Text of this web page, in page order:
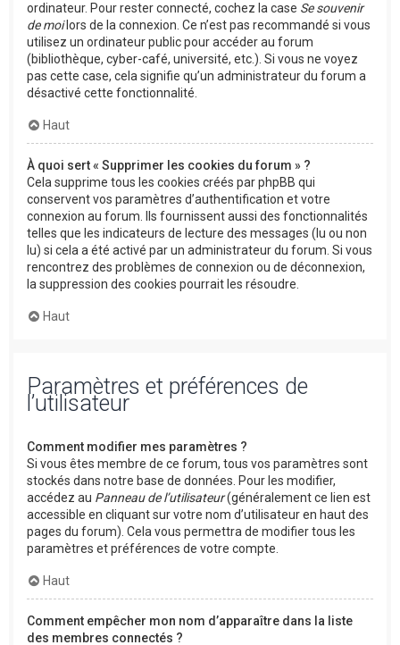
ordinateur. Pour rester connecté, cochez la case Se souvenir
de moilors de la connexion. Ce n’est pas recommandé si vous
utilisez un ordinateur public pour accéder au forum
(bibliothèque, cyber-café, université, etc.). Si vous ne voyez
pas cette case, cela signifie qu’un administrateur du forum a
désactivé cette fonctionnalité.
Haut
À quoi sert « Supprimer les cookies du forum » ?
Cela supprime tous les cookies créés par phpBB qui
conservent vos paramètres d’authentification et votre
connexion au forum. Ils fournissent aussi des fonctionnalités
telles que les indicateurs de lecture des messages (lu ou non
lu) si cela a été activé par un administrateur du forum. Si vous
rencontrez des problèmes de connexion ou de déconnexion,
la suppression des cookies pourrait les résoudre.
Haut
Paramètres et préférences de
l’utilisateur
Comment modifier mes paramètres ?
Si vous êtes membre de ce forum, tous vos paramètres sont
stockés dans notre base de données. Pour les modifier,
accédez au Panneau de l’utilisateur(généralement ce lien est
accessible en cliquant sur votre nom d’utilisateur en haut des
pages du forum). Cela vous permettra de modifier tous les
paramètres et préférences de votre compte.
Haut
Comment empêcher mon nom d’apparaître dans la liste
des membres connectés ?